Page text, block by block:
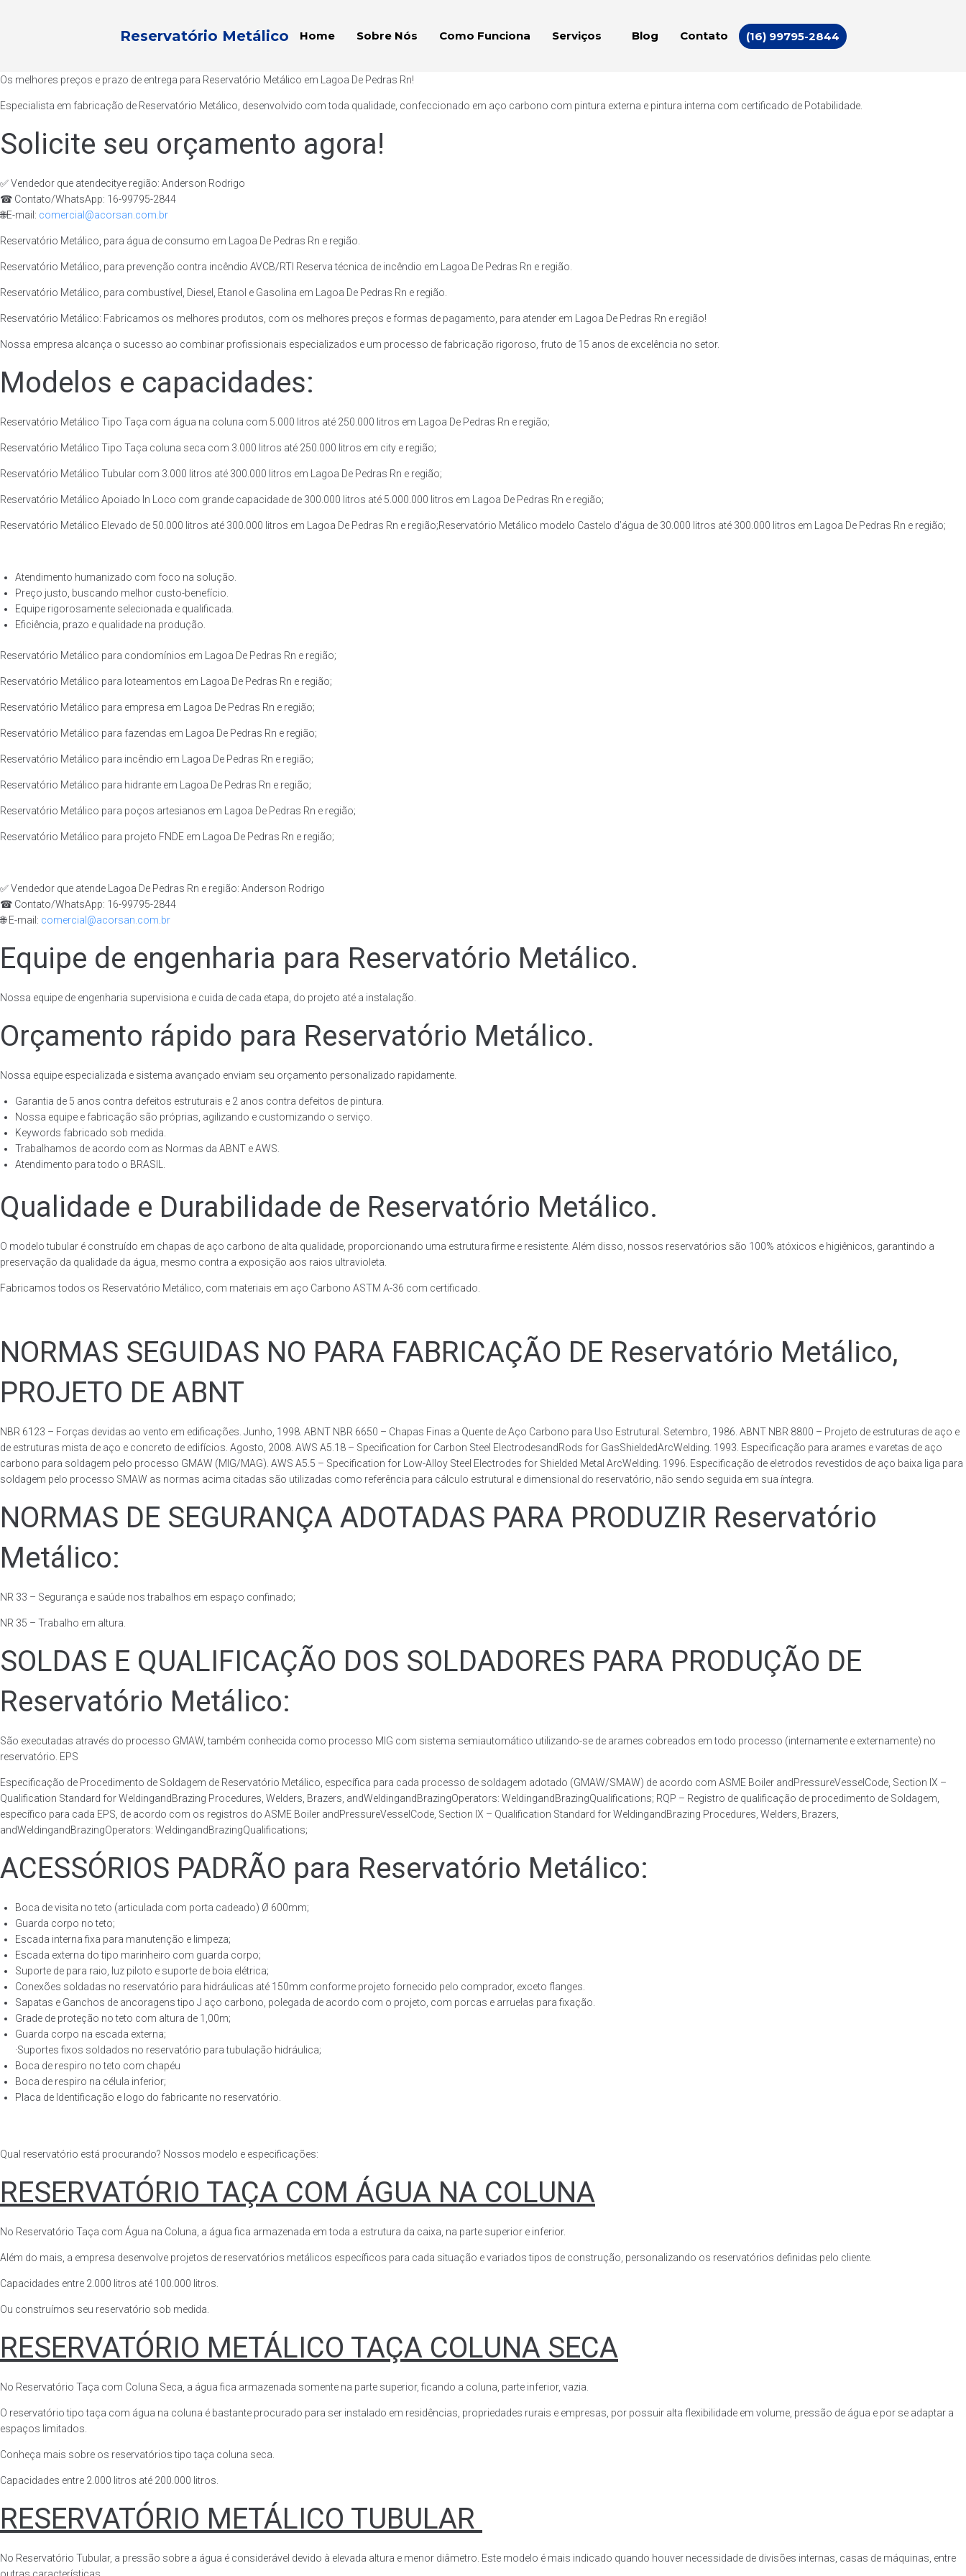
Reservatório Metálico Home Sobre Nós Como Funciona Serviços Blog Contato (16) 99795-2844
Os melhores preços e prazo de entrega para Reservatório Metálico em Lagoa De Pedras Rn!
Especialista em fabricação de Reservatório Metálico, desenvolvido com toda qualidade, confeccionado em aço carbono com pintura externa e pintura interna com certificado de Potabilidade.
Solicite seu orçamento agora!
✅ Vendedor que atendecitye região: Anderson Rodrigo
☎ Contato/WhatsApp: 16-99795-2844
🌐E-mail: comercial@acorsan.com.br
Reservatório Metálico, para água de consumo em Lagoa De Pedras Rn e região.
Reservatório Metálico, para prevenção contra incêndio AVCB/RTI Reserva técnica de incêndio em Lagoa De Pedras Rn e região.
Reservatório Metálico, para combustível, Diesel, Etanol e Gasolina em Lagoa De Pedras Rn e região.
Reservatório Metálico: Fabricamos os melhores produtos, com os melhores preços e formas de pagamento, para atender em Lagoa De Pedras Rn e região!
Nossa empresa alcança o sucesso ao combinar profissionais especializados e um processo de fabricação rigoroso, fruto de 15 anos de excelência no setor.
Modelos e capacidades:
Reservatório Metálico Tipo Taça com água na coluna com 5.000 litros até 250.000 litros em Lagoa De Pedras Rn e região;
Reservatório Metálico Tipo Taça coluna seca com 3.000 litros até 250.000 litros em city e região;
Reservatório Metálico Tubular com 3.000 litros até 300.000 litros em Lagoa De Pedras Rn e região;
Reservatório Metálico Apoiado In Loco com grande capacidade de 300.000 litros até 5.000.000 litros em Lagoa De Pedras Rn e região;
Reservatório Metálico Elevado de 50.000 litros até 300.000 litros em Lagoa De Pedras Rn e região;Reservatório Metálico modelo Castelo d’água de 30.000 litros até 300.000 litros em Lagoa De Pedras Rn e região;
Atendimento humanizado com foco na solução.
Preço justo, buscando melhor custo-benefício.
Equipe rigorosamente selecionada e qualificada.
Eficiência, prazo e qualidade na produção.
Reservatório Metálico para condomínios em Lagoa De Pedras Rn e região;
Reservatório Metálico para loteamentos em Lagoa De Pedras Rn e região;
Reservatório Metálico para empresa em Lagoa De Pedras Rn e região;
Reservatório Metálico para fazendas em Lagoa De Pedras Rn e região;
Reservatório Metálico para incêndio em Lagoa De Pedras Rn e região;
Reservatório Metálico para hidrante em Lagoa De Pedras Rn e região;
Reservatório Metálico para poços artesianos em Lagoa De Pedras Rn e região;
Reservatório Metálico para projeto FNDE em Lagoa De Pedras Rn e região;
✅ Vendedor que atende Lagoa De Pedras Rn e região: Anderson Rodrigo
☎ Contato/WhatsApp: 16-99795-2844
🌐 E-mail: comercial@acorsan.com.br
Equipe de engenharia para Reservatório Metálico.
Nossa equipe de engenharia supervisiona e cuida de cada etapa, do projeto até a instalação.
Orçamento rápido para Reservatório Metálico.
Nossa equipe especializada e sistema avançado enviam seu orçamento personalizado rapidamente.
Garantia de 5 anos contra defeitos estruturais e 2 anos contra defeitos de pintura.
Nossa equipe e fabricação são próprias, agilizando e customizando o serviço.
Keywords fabricado sob medida.
Trabalhamos de acordo com as Normas da ABNT e AWS.
Atendimento para todo o BRASIL.
Qualidade e Durabilidade de Reservatório Metálico.
O modelo tubular é construído em chapas de aço carbono de alta qualidade, proporcionando uma estrutura firme e resistente. Além disso, nossos reservatórios são 100% atóxicos e higiênicos, garantindo a
preservação da qualidade da água, mesmo contra a exposição aos raios ultravioleta.
Fabricamos todos os Reservatório Metálico, com materiais em aço Carbono ASTM A-36 com certificado.
NORMAS SEGUIDAS NO PARA FABRICAÇÃO DE Reservatório Metálico,
PROJETO DE ABNT
NBR 6123 – Forças devidas ao vento em edificações. Junho, 1998. ABNT NBR 6650 – Chapas Finas a Quente de Aço Carbono para Uso Estrutural. Setembro, 1986. ABNT NBR 8800 – Projeto de estruturas de aço e
de estruturas mista de aço e concreto de edifícios. Agosto, 2008. AWS A5.18 – Specification for Carbon Steel ElectrodesandRods for GasShieldedArcWelding. 1993. Especificação para arames e varetas de aço
carbono para soldagem pelo processo GMAW (MIG/MAG). AWS A5.5 – Specification for Low-Alloy Steel Electrodes for Shielded Metal ArcWelding. 1996. Especificação de eletrodos revestidos de aço baixa liga para
soldagem pelo processo SMAW as normas acima citadas são utilizadas como referência para cálculo estrutural e dimensional do reservatório, não sendo seguida em sua íntegra.
NORMAS DE SEGURANÇA ADOTADAS PARA PRODUZIR Reservatório
Metálico:
NR 33 – Segurança e saúde nos trabalhos em espaço confinado;
NR 35 – Trabalho em altura.
SOLDAS E QUALIFICAÇÃO DOS SOLDADORES PARA PRODUÇÃO DE
Reservatório Metálico:
São executadas através do processo GMAW, também conhecida como processo MIG com sistema semiautomático utilizando-se de arames cobreados em todo processo (internamente e externamente) no
reservatório. EPS
Especificação de Procedimento de Soldagem de Reservatório Metálico, específica para cada processo de soldagem adotado (GMAW/SMAW) de acordo com ASME Boiler andPressureVesselCode, Section IX –
Qualification Standard for WeldingandBrazing Procedures, Welders, Brazers, andWeldingandBrazingOperators: WeldingandBrazingQualifications; RQP – Registro de qualificação de procedimento de Soldagem,
específico para cada EPS, de acordo com os registros do ASME Boiler andPressureVesselCode, Section IX – Qualification Standard for WeldingandBrazing Procedures, Welders, Brazers,
andWeldingandBrazingOperators: WeldingandBrazingQualifications;
ACESSÓRIOS PADRÃO para Reservatório Metálico:
Boca de visita no teto (articulada com porta cadeado) Ø 600mm;
Guarda corpo no teto;
Escada interna fixa para manutenção e limpeza;
Escada externa do tipo marinheiro com guarda corpo;
Suporte de para raio, luz piloto e suporte de boia elétrica;
Conexões soldadas no reservatório para hidráulicas até 150mm conforme projeto fornecido pelo comprador, exceto flanges.
Sapatas e Ganchos de ancoragens tipo J aço carbono, polegada de acordo com o projeto, com porcas e arruelas para fixação.
Grade de proteção no teto com altura de 1,00m;
Guarda corpo na escada externa;
·Suportes fixos soldados no reservatório para tubulação hidráulica;
Boca de respiro no teto com chapéu
Boca de respiro na célula inferior;
Placa de Identificação e logo do fabricante no reservatório.
Qual reservatório está procurando? Nossos modelo e especificações:
RESERVATÓRIO TAÇA COM ÁGUA NA COLUNA
No Reservatório Taça com Água na Coluna, a água fica armazenada em toda a estrutura da caixa, na parte superior e inferior.
Além do mais, a empresa desenvolve projetos de reservatórios metálicos específicos para cada situação e variados tipos de construção, personalizando os reservatórios definidas pelo cliente.
Capacidades entre 2.000 litros até 100.000 litros.
Ou construímos seu reservatório sob medida.
RESERVATÓRIO METÁLICO TAÇA COLUNA SECA
No Reservatório Taça com Coluna Seca, a água fica armazenada somente na parte superior, ficando a coluna, parte inferior, vazia.
O reservatório tipo taça com água na coluna é bastante procurado para ser instalado em residências, propriedades rurais e empresas, por possuir alta flexibilidade em volume, pressão de água e por se adaptar a
espaços limitados.
Conheça mais sobre os reservatórios tipo taça coluna seca.
Capacidades entre 2.000 litros até 200.000 litros.
RESERVATÓRIO METÁLICO TUBULAR
No Reservatório Tubular, a pressão sobre a água é considerável devido à elevada altura e menor diâmetro. Este modelo é mais indicado quando houver necessidade de divisões internas, casas de máquinas, entre